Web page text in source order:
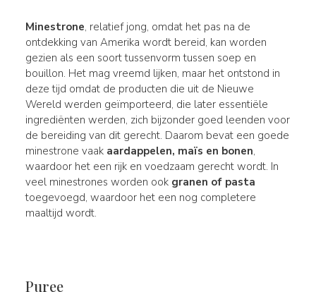
Minestrone, relatief jong, omdat het pas na de
ontdekking van Amerika wordt bereid, kan worden
gezien als een soort tussenvorm tussen soep en
bouillon. Het mag vreemd lijken, maar het ontstond in
deze tijd omdat de producten die uit de Nieuwe
Wereld werden geïmporteerd, die later essentiële
ingrediënten werden, zich bijzonder goed leenden voor
de bereiding van dit gerecht. Daarom bevat een goede
minestrone vaak aardappelen, maïs en bonen,
waardoor het een rijk en voedzaam gerecht wordt. In
veel minestrones worden ook granen of pasta
toegevoegd, waardoor het een nog completere
maaltijd wordt.
Puree